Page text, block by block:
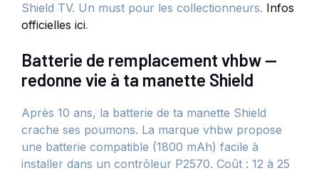
Shield TV. Un must pour les collectionneurs. Infos
officielles ici.
Batterie de remplacement vhbw —
redonne vie à ta manette Shield
Après 10 ans, la batterie de ta manette Shield
crache ses poumons. La marque vhbw propose
une batterie compatible (1800 mAh) facile à
installer dans un contrôleur P2570. Coût : 12 à 25